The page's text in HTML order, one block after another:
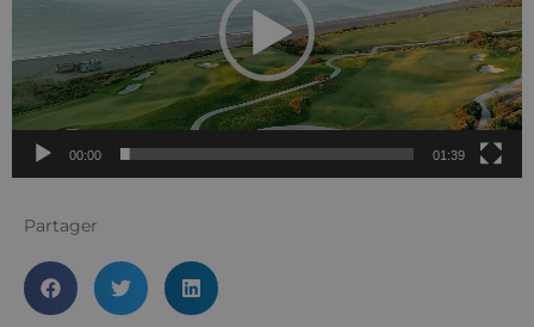
00:00 01:39
Partager